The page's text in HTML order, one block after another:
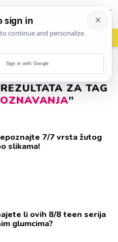
vrh! woot?!
ZA TAG
”
7/7 vrsta žutog
slikama!
li ovih 8/8 teen serija
glumcima?
Sign in with Google